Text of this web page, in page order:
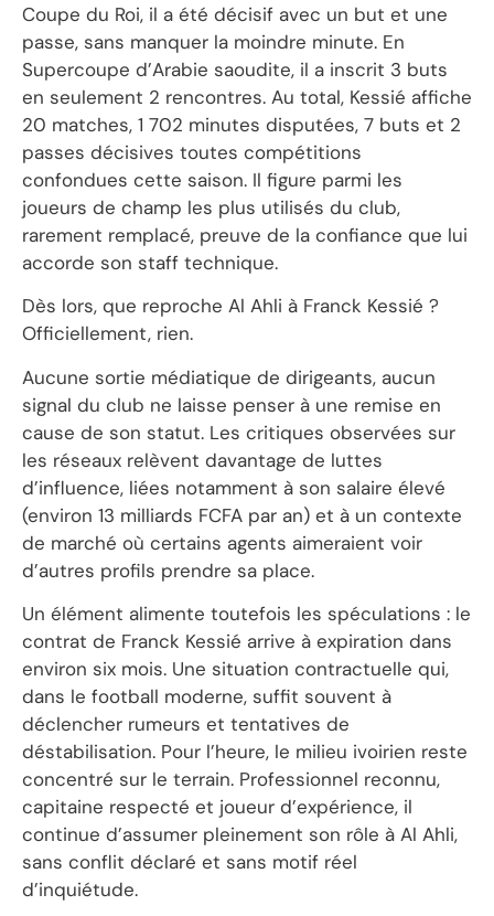
Coupe du Roi, il a été décisif avec un but et une
passe, sans manquer la moindre minute. En
Supercoupe d’Arabie saoudite, il a inscrit 3 buts
en seulement 2 rencontres. Au total, Kessié affiche
20 matches, 1 702 minutes disputées, 7 buts et 2
passes décisives toutes compétitions
confondues cette saison. Il figure parmi les
joueurs de champ les plus utilisés du club,
rarement remplacé, preuve de la confiance que lui
accorde son staff technique.
Dès lors, que reproche Al Ahli à Franck Kessié ?
Officiellement, rien.
Aucune sortie médiatique de dirigeants, aucun
signal du club ne laisse penser à une remise en
cause de son statut. Les critiques observées sur
les réseaux relèvent davantage de luttes
d’influence, liées notamment à son salaire élevé
(environ 13 milliards FCFA par an) et à un contexte
de marché où certains agents aimeraient voir
d’autres profils prendre sa place.
Un élément alimente toutefois les spéculations : le
contrat de Franck Kessié arrive à expiration dans
environ six mois. Une situation contractuelle qui,
dans le football moderne, suffit souvent à
déclencher rumeurs et tentatives de
déstabilisation. Pour l’heure, le milieu ivoirien reste
concentré sur le terrain. Professionnel reconnu,
capitaine respecté et joueur d’expérience, il
continue d’assumer pleinement son rôle à Al Ahli,
sans conflit déclaré et sans motif réel
d’inquiétude.